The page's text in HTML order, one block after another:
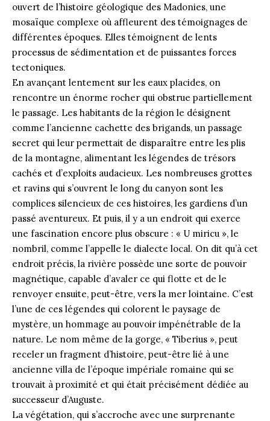
ouvert de l’histoire géologique des Madonies, une
mosaïque complexe où affleurent des témoignages de
différentes époques. Elles témoignent de lents
processus de sédimentation et de puissantes forces
tectoniques.
En avançant lentement sur les eaux placides, on
rencontre un énorme rocher qui obstrue partiellement
le passage. Les habitants de la région le désignent
comme l’ancienne cachette des brigands, un passage
secret qui leur permettait de disparaître entre les plis
de la montagne, alimentant les légendes de trésors
cachés et d’exploits audacieux. Les nombreuses grottes
et ravins qui s’ouvrent le long du canyon sont les
complices silencieux de ces histoires, les gardiens d’un
passé aventureux. Et puis, il y a un endroit qui exerce
une fascination encore plus obscure : « U miricu », le
nombril, comme l’appelle le dialecte local. On dit qu’à cet
endroit précis, la rivière possède une sorte de pouvoir
magnétique, capable d’avaler ce qui flotte et de le
renvoyer ensuite, peut-être, vers la mer lointaine. C’est
l’une de ces légendes qui colorent le paysage de
mystère, un hommage au pouvoir impénétrable de la
nature. Le nom même de la gorge, « Tiberius », peut
receler un fragment d’histoire, peut-être lié à une
ancienne villa de l’époque impériale romaine qui se
trouvait à proximité et qui était précisément dédiée au
successeur d’Auguste.
La végétation, qui s’accroche avec une surprenante